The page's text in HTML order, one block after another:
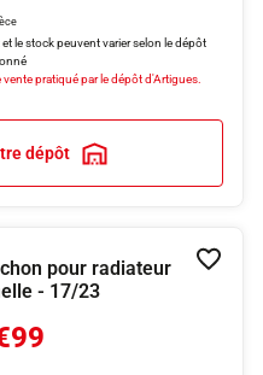
et le stock peuvent varier selon le dépôt
vente pratiqué par le dépôt d'Artigues.
dépôt
pour radiateur
- 17/23